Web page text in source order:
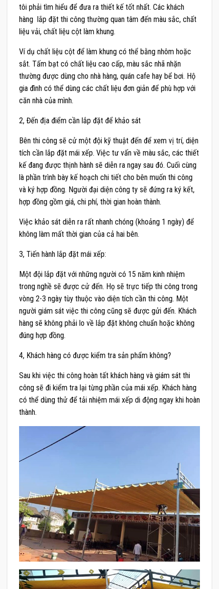
tôi phải tìm hiểu để đưa ra thiết kế tốt nhất. Các khách
hàng lắp đặt thi công thường quan tâm đến màu sắc, chất
liệu vải, chất liệu cột làm khung.
Ví dụ chất liệu cột để làm khung có thể bằng nhôm hoặc
sắt. Tấm bạt có chất liệu cao cấp, màu sắc nhã nhặn
thường được dùng cho nhà hàng, quán cafe hay bể bơi. Hộ
gia đình có thể dùng các chất liệu đơn giản để phù hợp với
căn nhà của mình.
2, Đến địa điểm cần lắp đặt để khảo sát
Bên thi công sẽ cử một đội kỹ thuật đến để xem vị trí, diện
tích cần lắp đặt mái xếp. Việc tư vấn về màu sắc, các thiết
kế đang được thịnh hành sẽ diễn ra ngay sau đó. Cuối cùng
là phần trình bày kế hoạch chi tiết cho bên muốn thi công
và ký hợp đồng. Người đại diện công ty sẽ đứng ra ký kết,
hợp đồng gồm giá, chi phí, thời gian hoàn thành.
Việc khảo sát diễn ra rất nhanh chóng (khoảng 1 ngày) để
không làm mất thời gian của cả hai bên.
3, Tiến hành lắp đặt mái xếp:
Một đội lắp đặt với những người có 15 năm kinh nhiệm
trong nghề sẽ được cử đến. Họ sẽ trực tiếp thi công trong
vòng 2-3 ngày tùy thuộc vào diện tích cần thi công. Một
người giám sát việc thi công cũng sẽ được gửi đến. Khách
hàng sẽ không phải lo về lắp đặt không chuẩn hoặc không
đúng hợp đồng.
4, Khách hàng có được kiểm tra sản phẩm không?
Sau khi việc thi công hoàn tất khách hàng và giám sát thi
công sẽ đi kiểm tra lại từng phần của mái xếp. Khách hàng
có thể dùng thử để tải nhiệm mái xếp di động ngay khi hoàn
thành.